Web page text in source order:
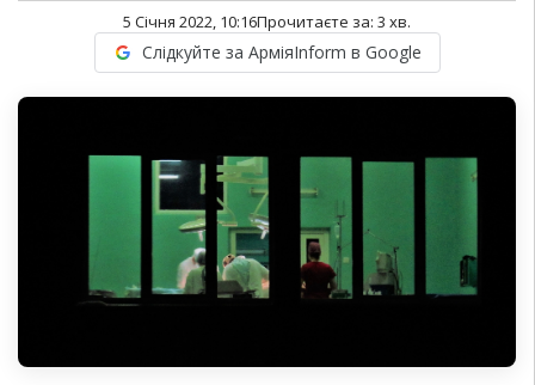
5 Січня 2022, 10:16Прочитаєте за: 3 хв.
Слідкуйте за АрміяInform в Google